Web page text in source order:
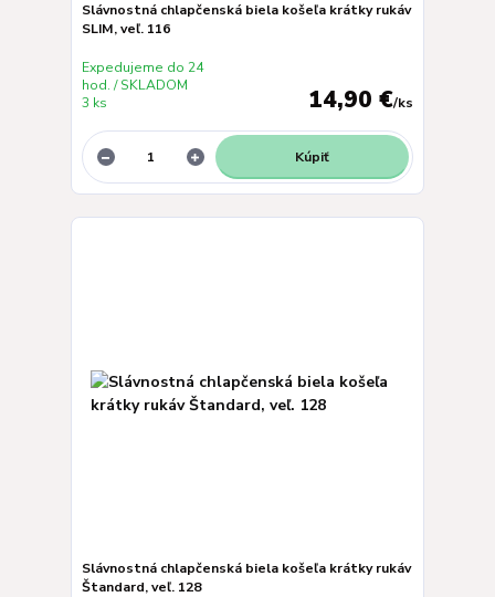
Slávnostná chlapčenská biela košeľa krátky rukáv
SLIM, veľ. 116
14,90 €/ks
Expedujeme do 24
hod. / SKLADOM
3 ks
Kúpiť
Slávnostná chlapčenská biela košeľa krátky rukáv
Štandard, veľ. 128